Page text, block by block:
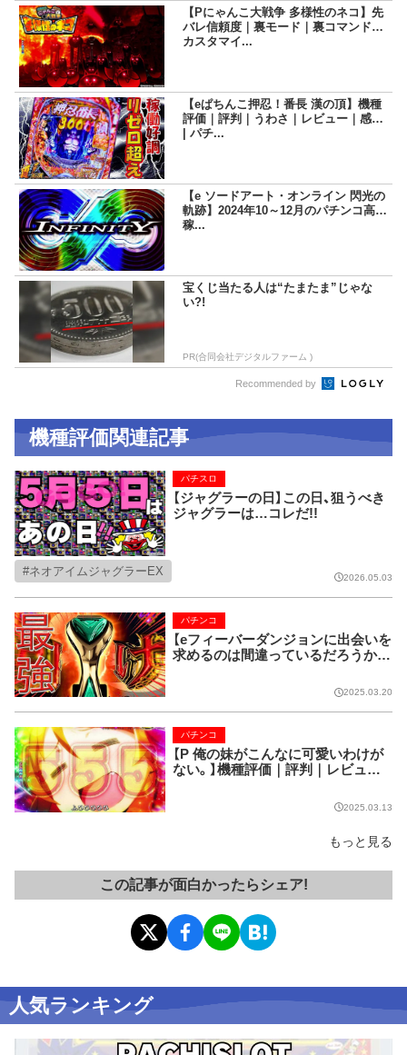
【Pにゃんこ大戦争 多様性のネコ】先
バレ信頼度｜裏モード｜裏コマンド｜
カスタマイ...
【eぱちんこ押忍！番長 漢の頂】機種
評価｜評判｜うわさ｜レビュー｜感想
| パチ...
【e ソードアート・オンライン 閃光の
軌跡】2024年10～12月のパチンコ高
稼...
宝くじ当たる人は“たまたま”じゃな
い?!
PR(合同会社デジタルファーム )
Recommended by
機種評価関連記事
【ジャグラーの日】この日、狙うべき
ジャグラーは…コレだ!!
パチスロ
ネオアイムジャグラーEX 2026.05.03
【eフィーバーダンジョンに出会いを
求めるのは間違っているだろうか2】
パチンコ
2025.03.20
【P 俺の妹がこんなに可愛いわけが
ない。】機種評価｜評判｜レビュー
パチンコ
2025.03.13
もっと見る
この記事が面白かったらシェア!
人気ランキング